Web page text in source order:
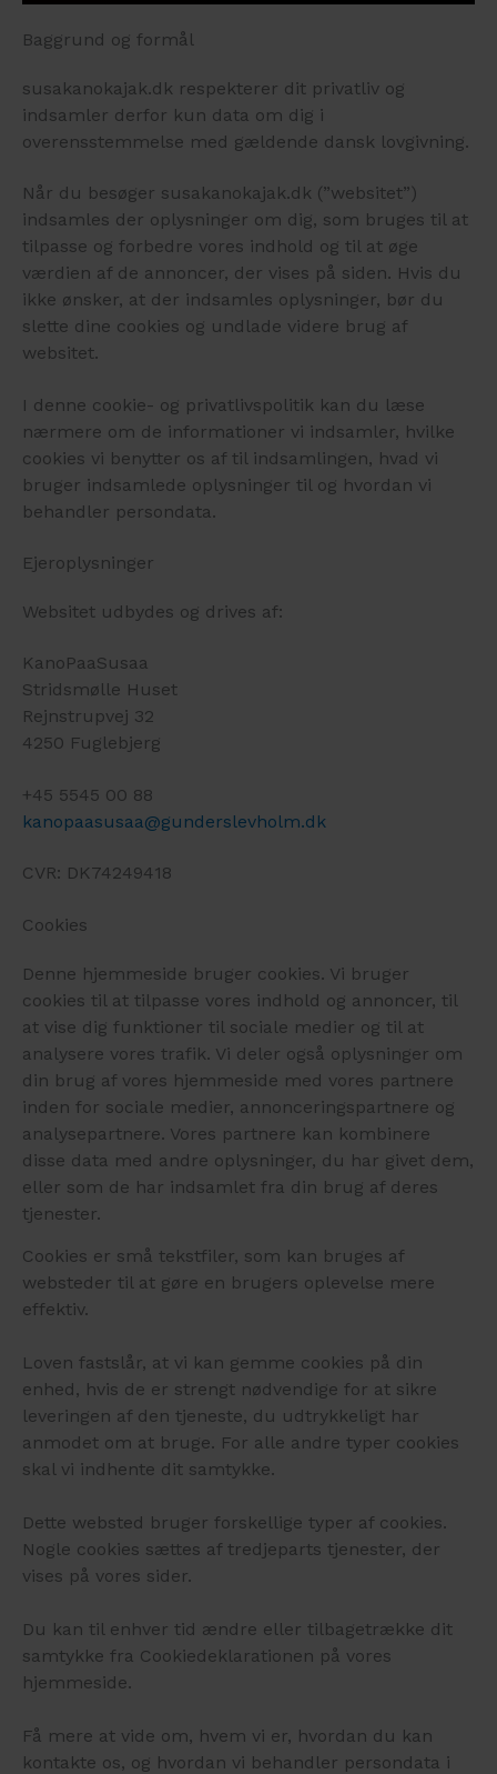
Baggrund og formål
susakanokajak.dk respekterer dit privatliv og
indsamler derfor kun data om dig i
overensstemmelse med gældende dansk lovgivning.
Når du besøger susakanokajak.dk (”websitet”)
indsamles der oplysninger om dig, som bruges til at
tilpasse og forbedre vores indhold og til at øge
værdien af de annoncer, der vises på siden. Hvis du
ikke ønsker, at der indsamles oplysninger, bør du
slette dine cookies og undlade videre brug af
websitet.
I denne cookie- og privatlivspolitik kan du læse
nærmere om de informationer vi indsamler, hvilke
cookies vi benytter os af til indsamlingen, hvad vi
bruger indsamlede oplysninger til og hvordan vi
behandler persondata.
Ejeroplysninger
Websitet udbydes og drives af:
KanoPaaSusaa
Stridsmølle Huset
Rejnstrupvej 32
4250 Fuglebjerg
+45 5545 00 88
kanopaasusaa@gunderslevholm.dk
CVR: DK74249418
Cookies
Denne hjemmeside bruger cookies. Vi bruger
cookies til at tilpasse vores indhold og annoncer, til
at vise dig funktioner til sociale medier og til at
analysere vores trafik. Vi deler også oplysninger om
din brug af vores hjemmeside med vores partnere
inden for sociale medier, annonceringspartnere og
analysepartnere. Vores partnere kan kombinere
disse data med andre oplysninger, du har givet dem,
eller som de har indsamlet fra din brug af deres
tjenester.
Cookies er små tekstfiler, som kan bruges af
websteder til at gøre en brugers oplevelse mere
effektiv.
Loven fastslår, at vi kan gemme cookies på din
enhed, hvis de er strengt nødvendige for at sikre
leveringen af den tjeneste, du udtrykkeligt har
anmodet om at bruge. For alle andre typer cookies
skal vi indhente dit samtykke.
Dette websted bruger forskellige typer af cookies.
Nogle cookies sættes af tredjeparts tjenester, der
vises på vores sider.
Du kan til enhver tid ændre eller tilbagetrække dit
samtykke fra Cookiedeklarationen på vores
hjemmeside.
Få mere at vide om, hvem vi er, hvordan du kan
kontakte os, og hvordan vi behandler persondata i